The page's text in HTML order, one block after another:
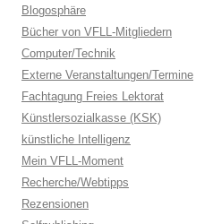
Blogosphäre
Bücher von VFLL-Mitgliedern
Computer/Technik
Externe Veranstaltungen/Termine
Fachtagung Freies Lektorat
Künstlersozialkasse (KSK)
künstliche Intelligenz
Mein VFLL-Moment
Recherche/Webtipps
Rezensionen